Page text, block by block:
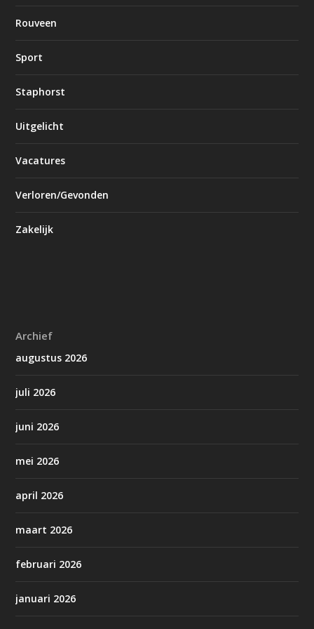
Rouveen
Sport
Staphorst
Uitgelicht
Vacatures
Verloren/Gevonden
Zakelijk
Archief
augustus 2026
juli 2026
juni 2026
mei 2026
april 2026
maart 2026
februari 2026
januari 2026